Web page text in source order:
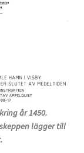
år 1450.
lägger till